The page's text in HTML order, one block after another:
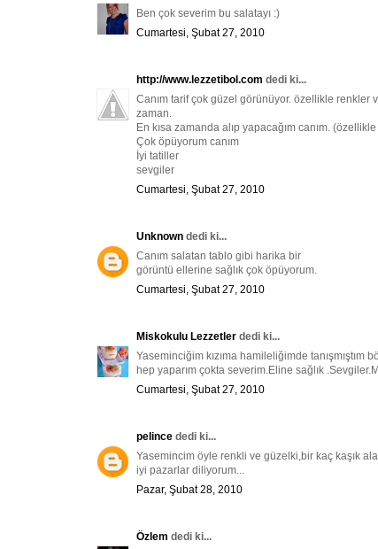
Ben çok severim bu salatayı :)
Cumartesi, Şubat 27, 2010
http://www.lezzetibol.com dedi ki...
Canım tarif çok güzel görünüyor. özellikle renkler
zaman.
En kısa zamanda alıp yapacağım canım.
Çok öpüyorum canım
İyi tatiller
sevgiler
Cumartesi, Şubat 27, 2010
Unknown dedi ki...
Canım salatan tablo gibi harika bir
görüntü ellerine sağlık çok öpüyorum.
Cumartesi, Şubat 27, 2010
Miskokulu Lezzetler dedi ki...
Yaseminciğim kızıma hamileliğimde
hep yaparım çokta severim.Eline sağlık
Cumartesi, Şubat 27, 2010
pelince dedi ki...
Yasemincim öyle renkli ve güzelki,bir kaç kaşık
iyi pazarlar diliyorum...
Pazar, Şubat 28, 2010
Özlem dedi ki...